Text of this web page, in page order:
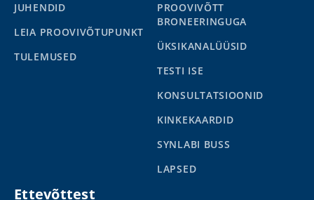
JUHENDID
LEIA PROOVIVÕTUPUNKT
TULEMUSED
PROOVIVÕTT
BRONEERINGUGA
ÜKSIKANALÜÜSID
TESTI ISE
KONSULTATSIOONID
KINKEKAARDID
SYNLABI BUSS
LAPSED
Ettevõttest